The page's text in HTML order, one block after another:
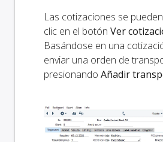
Las cotizaciones se
clic en el botón Ver
Basándose en una
enviar una orden de
presionando Añadir